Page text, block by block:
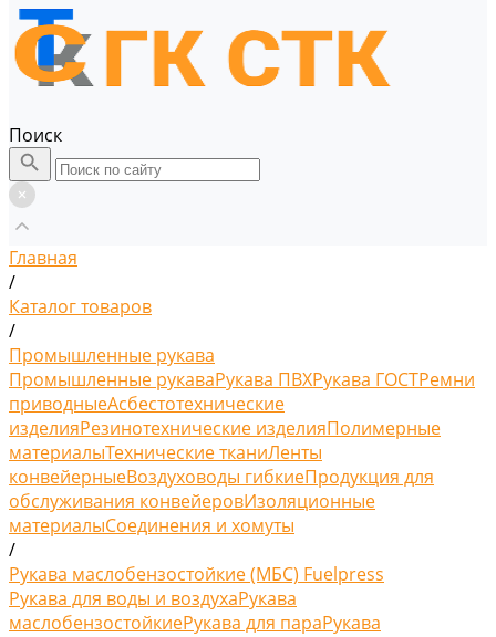
Поиск
Главная
/
Каталог товаров
/
Промышленные рукава
Промышленные рукаваРукава ПВХРукава ГОСТРемни
приводныеАсбестотехнические
изделияРезинотехнические изделияПолимерные
материалыТехнические тканиЛенты
конвейерныеВоздуховоды гибкиеПродукция для
обслуживания конвейеровИзоляционные
материалыСоединения и хомуты
/
Рукава маслобензостойкие (МБС) Fuelpress
Рукава для воды и воздухаРукава
маслобензостойкиеРукава для параРукава